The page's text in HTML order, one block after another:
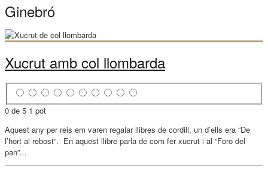
Ginebró
Xucrut amb col llombarda
0 de 5 1 pot
Aquest any per reis em varen regalar llibres de cordill, un d’ells era “De
l’hort al rebost“. En aquest llibre parla de com fer xucrut i al “Foro del
pan”...